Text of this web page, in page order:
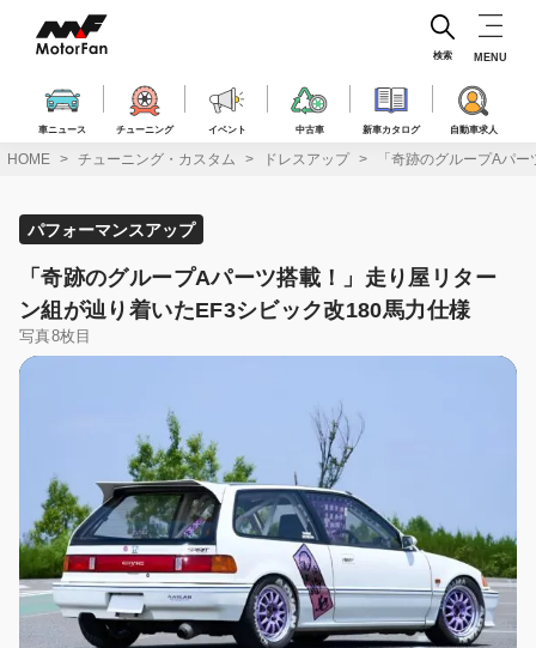
ス
車ニュース チューニング イベント 中古車 新車カタログ 自動車求人
検索 MENU
HOME チューニング・カスタム ドレスアップ 「奇跡のグループAパ
パフォーマンスアップ
「奇跡のグループAパーツ搭載！」走り屋リター
ン組が辿り着いたEF3シビック改180馬力仕様
写真8枚目